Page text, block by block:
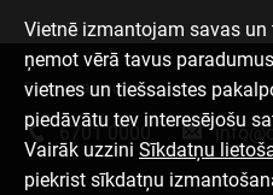
Vietnē izmantojam savas un
ņemot vērā tavus
vietnes un tiešsaistes
piedāvātu tev interesējošu
Vairāk uzzini Sīkdatņu
piekrist sīkdatņu
Sazinies ar mums
6701 0000